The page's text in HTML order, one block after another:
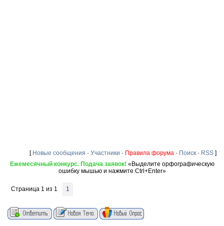
[ Новые сообщения · Участники · Правила форума · Поиск · RSS ]
Ежемесячный конкурс. Подача заявок! «Выделите орфографическую
ошибку мышью и нажмите Ctrl+Enter»
Страница 1 из 1 1